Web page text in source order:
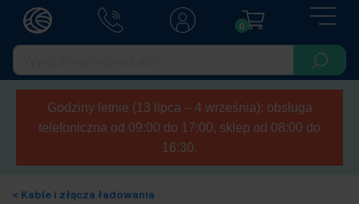
0
Godziny letnie (13 lipca – 4 września): obsługa
telefoniczna od 09:00 do 17:00, sklep od 08:00 do
16:30.
Kable i złącza ładowania